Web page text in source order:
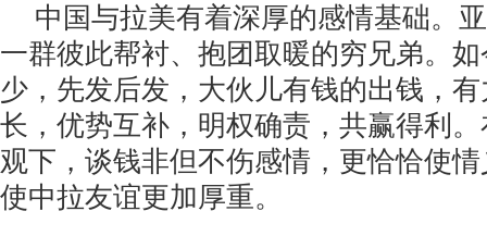
中国与拉美有着深厚的感情基础。
一群彼此帮衬、抱团取暖的穷兄弟。
少，先发后发，大伙儿有钱的出钱，
长，优势互补，明权确责，共赢得利
观下，谈钱非但不伤感情，更恰恰使
使中拉友谊更加厚重。